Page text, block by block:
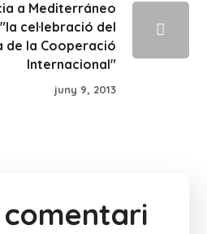
a Mediterráneo
cel·lebració del
de la Cooperació
Internacional"
juny 9, 2013
comentari